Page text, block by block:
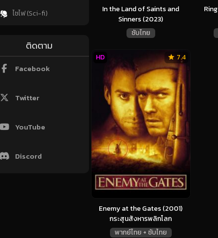
ไซไฟ (Sci-fi)
ติดตาม
Facebook
Twitter
YouTube
Discord
In the Land of Saints and
Sinners (2023)
ซับไทย
Enemy at the Gates (2001)
กระสุนสังหารพลิกโลก
พากย์ไทย + ซับไทย
7.4
HD